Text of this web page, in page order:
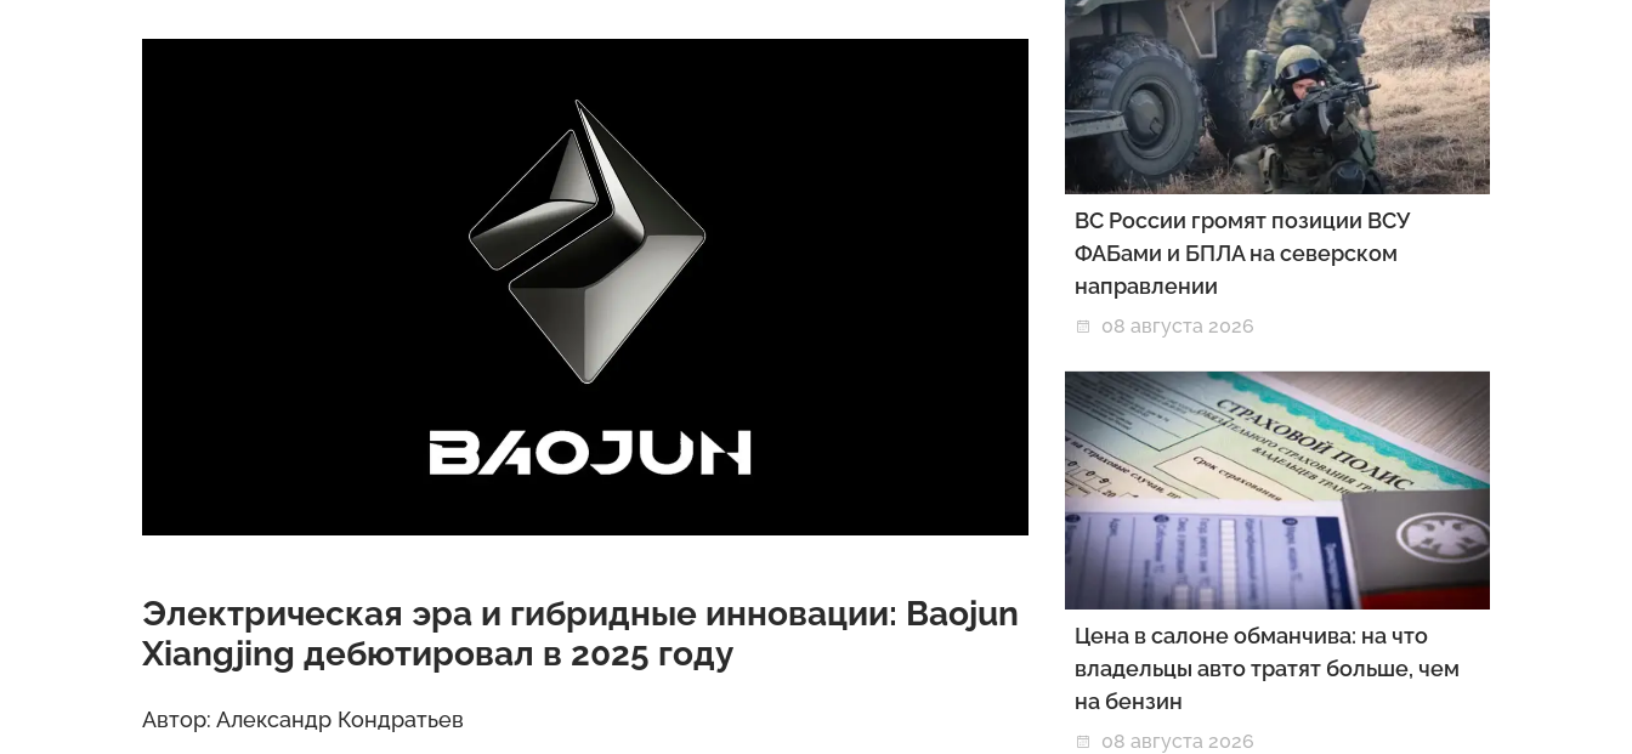
Электрическая эра и гибридные инновации: Baojun
Xiangjing дебютировал в 2025 году
Автор: Александр Кондратьев
ВС России громят позиции ВСУ
ФАБами и БПЛА на северском
направлении
08 августа 2026
Цена в салоне обманчива: на что
владельцы авто тратят больше, чем
на бензин
08 августа 2026